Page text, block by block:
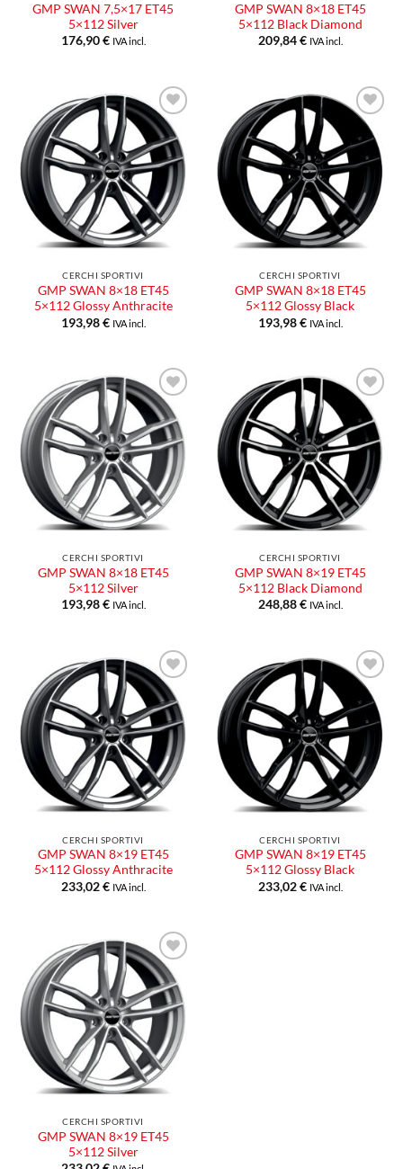
GMP SWAN 7,5×17 ET45
5×112 Silver
176,90€ IVA incl.
GMP SWAN 8×18 ET45
5×112 Black Diamond
209,84€ IVA incl.
CERCHI SPORTIVI
GMP SWAN 8×18 ET45
5×112 Glossy Anthracite
193,98€ IVA incl.
CERCHI SPORTIVI
GMP SWAN 8×18 ET45
5×112 Glossy Black
193,98€ IVA incl.
CERCHI SPORTIVI
GMP SWAN 8×18 ET45
5×112 Silver
193,98€ IVA incl.
CERCHI SPORTIVI
GMP SWAN 8×19 ET45
5×112 Black Diamond
248,88€ IVA incl.
CERCHI SPORTIVI
GMP SWAN 8×19 ET45
5×112 Glossy Anthracite
233,02€ IVA incl.
CERCHI SPORTIVI
GMP SWAN 8×19 ET45
5×112 Glossy Black
233,02€ IVA incl.
CERCHI SPORTIVI
GMP SWAN 8×19 ET45
5×112 Silver